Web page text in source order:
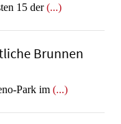
15 der(...)
Brunnen
Park im (...)